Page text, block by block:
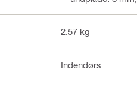
2.57 kg
Indendørs